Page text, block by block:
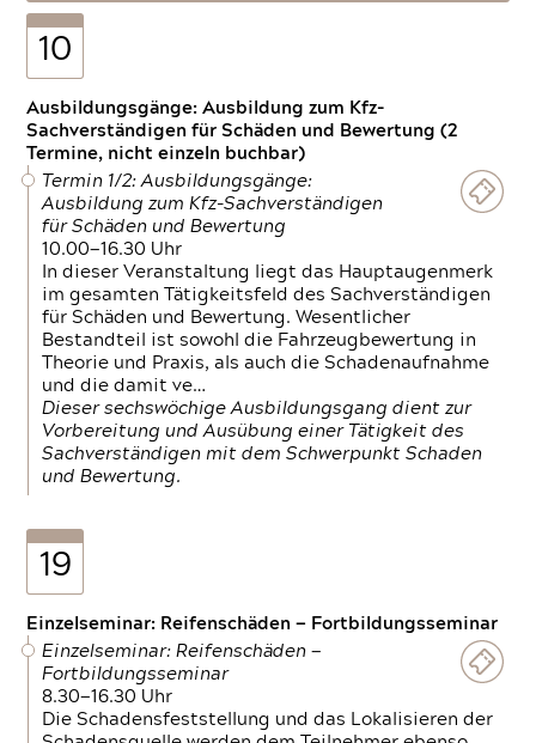
10
Ausbildungsgänge: Ausbildung zum Kfz-
Sachverständigen für Schäden und Bewertung (2
Termine, nicht einzeln buchbar)
Termin 1/2: Ausbildungsgänge:
Ausbildung zum Kfz-Sachverständigen
für Schäden und Bewertung
10.00—16.30 Uhr
In dieser Veranstaltung liegt das Hauptaugenmerk
im gesamten Tätigkeitsfeld des Sachverständigen
für Schäden und Bewertung. Wesentlicher
Bestandteil ist sowohl die Fahrzeugbewertung in
Theorie und Praxis, als auch die Schadenaufnahme
und die damit ve…
Dieser sechswöchige Ausbildungsgang dient zur
Vorbereitung und Ausübung einer Tätigkeit des
Sachverständigen mit dem Schwerpunkt Schaden
und Bewertung.
19
Einzelseminar: Reifenschäden — Fortbildungsseminar
Einzelseminar: Reifenschäden —
Fortbildungsseminar
8.30—16.30 Uhr
Die Schadensfeststellung und das Lokalisieren der